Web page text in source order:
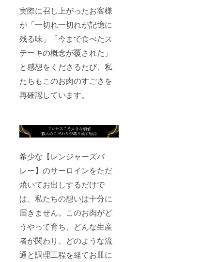
実際に召し上がったお客様
が「一切れ一切れが記憶に
残る味」「今まで食べたス
テーキの概念が覆された」
と感想をくださるたび、私
たちもこのお肉のすごさを
再確認しています。
希少な【レンジャーズバ
レー】のサーロインをただ
焼いてお出しするだけで
は、私たちの想いは十分に
届きません。このお肉がど
うやって育ち、どんな生産
者が関わり、どのような流
通と調理工程を経てお皿に